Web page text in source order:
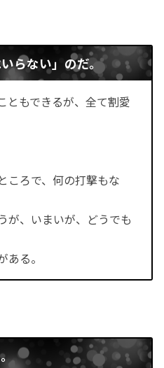
らない」のだ。
ともできるが、全て割愛
ころで、何の打撃もな
が、いまいが、どうでも
る。